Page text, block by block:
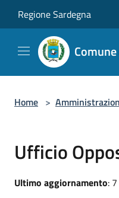
Regione Sardegna
Home >
Ufficio
Ultimo aggiornamento: